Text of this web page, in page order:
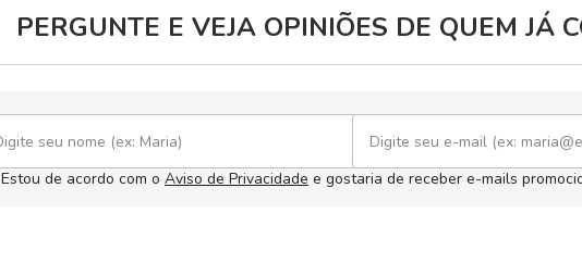
PERGUNTE E VEJA OPINIÕES DE QUEM JÁ
Estou de acordo com o Aviso de Privacidade e gostaria de receber e-mails